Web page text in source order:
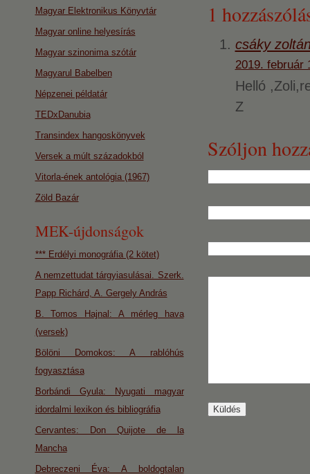
1
csáky
2019. február
Helló
Z
Szóljon
Magyar Elektronikus Könyvtár
Magyar online helyesírás
Magyar szinonima szótár
Magyarul Babelben
Népzenei példatár
TEDxDanubia
Transindex hangoskönyvek
Versek a múlt századokból
Vitorla-ének antológia (1967)
Zöld Bazár
MEK-újdonságok
*** Erdélyi monográfia (2 kötet)
A nemzettudat tárgyiasulásai. Szerk.
Papp Richárd, A. Gergely András
B. Tomos Hajnal: A mérleg hava
(versek)
Bölöni Domokos: A rablóhús
fogyasztása
Borbándi Gyula: Nyugati magyar
idordalmi lexikon és bibliográfia
Cervantes: Don Quijote de la
Mancha
Debreczeni Éva: A boldogtalan